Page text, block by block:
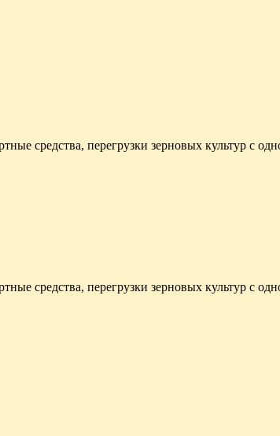
средства, перегрузки зерновых культур с
средства, перегрузки зерновых культур с